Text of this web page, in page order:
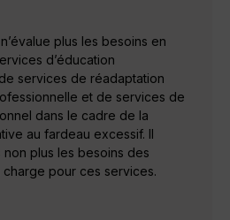
plus les besoins en
d’éducation
services de réadaptation
et de services de
dans le cadre de la
au fardeau excessif. Il
non plus les besoins des
charge pour ces services.